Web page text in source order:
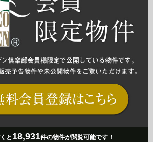
と 18,931件の物件が閲覧可能です！